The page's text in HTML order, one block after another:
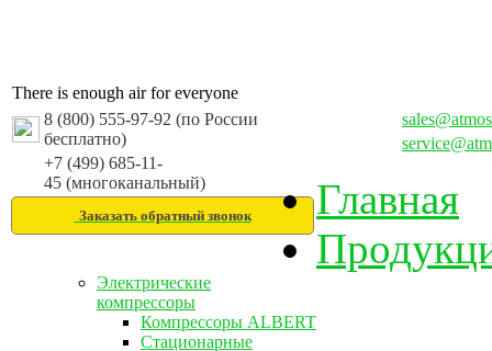
There is enough air for everyone
8 (800) 555-97-92 (по России
бесплатно)
+7 (499) 685-11-
45 (многоканальный)
Заказать обратный звонок
Главная
Электрические
компрессоры
Компрессоры ALBERT
Стационарные